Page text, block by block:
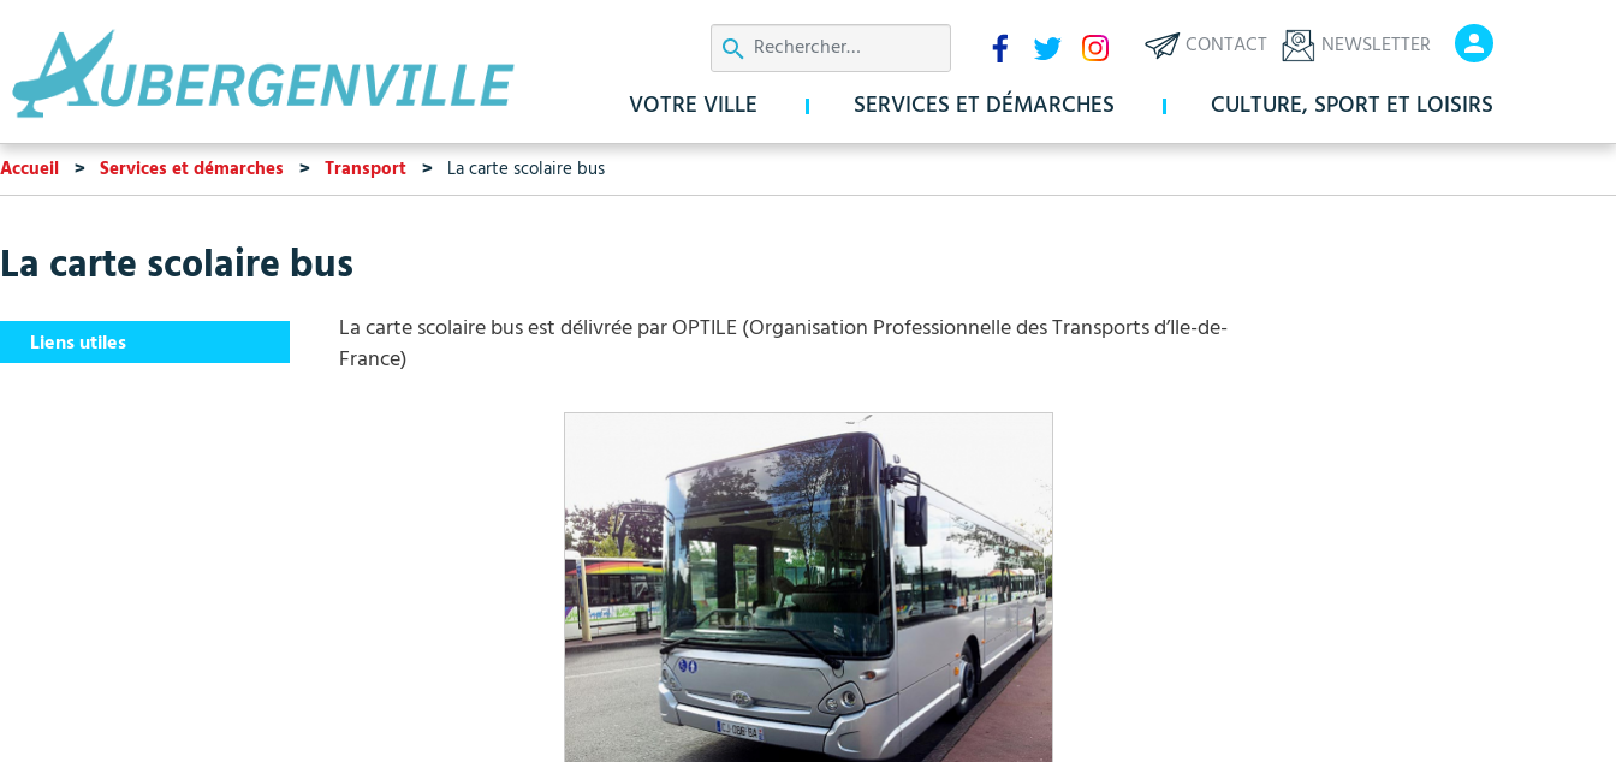
au
contenu
principal
En-
tête
-
En-
tête
Communication
CONTACT NEWSLETTER
Réseaux
sociaux
VOTRE VILLE SERVICES ET DÉMARCHES CULTURE, SPORT ET LOISIRS
Accueil Services et démarches Transport La carte scolaire bus
La carte scolaire bus
Liens utiles
La carte scolaire bus est délivrée par OPTILE (Organisation Professionnelle des Transports d’Ile-de-
France)